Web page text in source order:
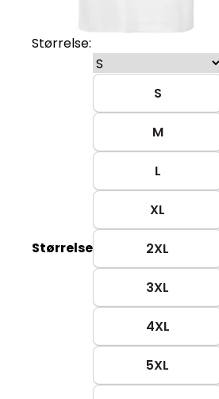
Størrelse:
Størrelse
S
M
L
XL
2XL
3XL
4XL
5XL